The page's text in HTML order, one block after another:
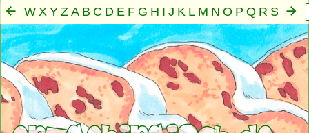
W X Y Z A B C D E F G H I J K L M N O P Q R S
T U V
Mensch·Seele · Geist·Familie·Gemeinschaft·